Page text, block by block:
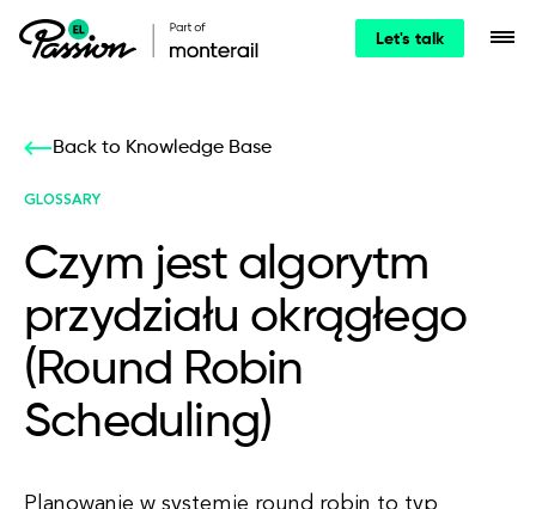
Let's talk
Back to Knowledge Base
GLOSSARY
Czym jest algorytm
przydziału okrągłego
(Round Robin
Scheduling)
Planowanie w systemie round robin to typ